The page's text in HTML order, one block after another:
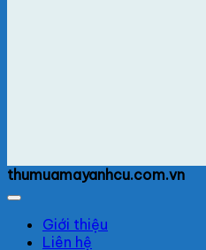
thumuamayanhcu.com.vn
Giới thiệu
Liên hệ